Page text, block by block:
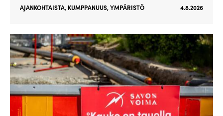
AJANKOHTAISTA, KUMPPANUUS,YMPÄRISTÖ 4.8.2026